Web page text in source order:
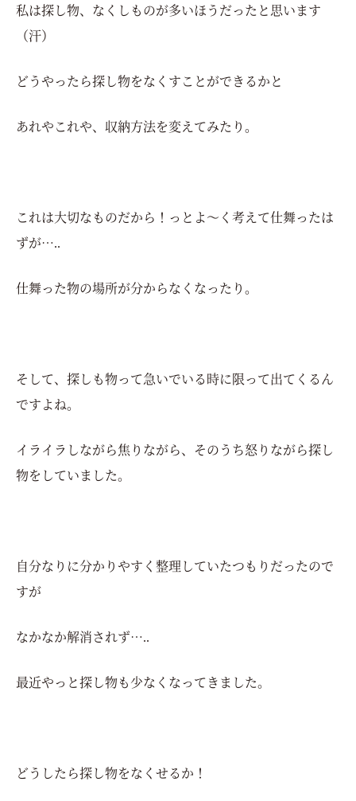
私は探し物、なくしものが多いほうだったと思います
（汗）
どうやったら探し物をなくすことができるかと
あれやこれや、収納方法を変えてみたり。
これは大切なものだから！っとよ～く考えて仕舞ったは
ずが…..
仕舞った物の場所が分からなくなったり。
そして、探しも物って急いでいる時に限って出てくるん
ですよね。
イライラしながら焦りながら、そのうち怒りながら探し
物をしていました。
自分なりに分かりやすく整理していたつもりだったので
すが
なかなか解消されず…..
最近やっと探し物も少なくなってきました。
どうしたら探し物をなくせるか！